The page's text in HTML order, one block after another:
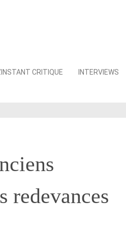
L’INSTANT CRITIQUE INTERVIEWS
redevances